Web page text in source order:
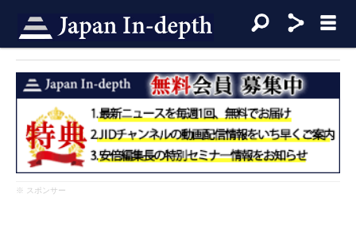
※ スポンサー